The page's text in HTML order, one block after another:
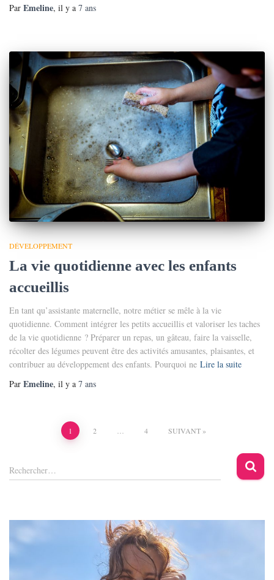
Par Emeline, il y a 7 ans
DÉVELOPPEMENT
La vie quotidienne avec les enfants
accueillis
En tant qu’assistante maternelle, notre métier se mêle à la vie
quotidienne. Comment intégrer les petits accueillis et valoriser les taches
de la vie quotidienne ? Préparer un repas, un gâteau, faire la vaisselle,
récolter des légumes peuvent être des activités amusantes, plaisantes, et
contribuer au développement des enfants. Pourquoi ne Lire la suite
Par Emeline, il y a 7 ans
Pagination
des
1 2 … 4 SUIVANT
R
e
e
c
e
Rechercher…